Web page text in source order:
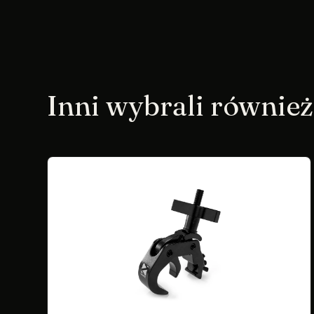
Inni wybrali